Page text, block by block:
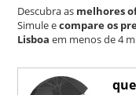
Descubra as melhores
Simule ecompare os
Lisboa em menos de 4